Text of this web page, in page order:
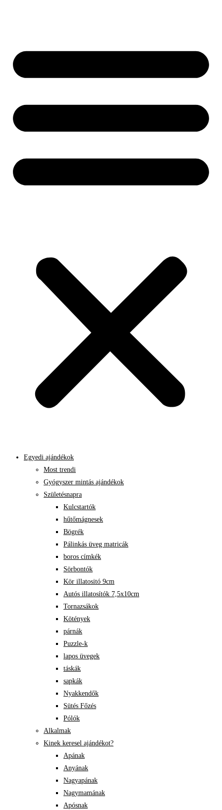
Egyedi ajándékok
Most trendi
Gyógyszer mintás ajándékok
Születésnapra
Kulcstartók
hűtőmágnesek
Bögrék
Pálinkás üveg matricák
boros címkék
Sörbontók
Kör illatositó 9cm
Autós illatosítók 7,5x10cm
Tornazsákok
Kötények
párnák
Puzzle-k
lapos üvegek
táskák
sapkák
Nyakkendők
Sütés Főzés
Pólók
Alkalmak
Kinek keresel ajándékot?
Apának
Anyának
Nagyapának
Nagymamának
Apósnak